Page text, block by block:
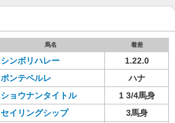
馬名 着差
シンボリハレー
1.22.0
ポンテペルレ
ハナ
ショウナンタイトル
1 3/4馬身
セイリングシップ
3馬身